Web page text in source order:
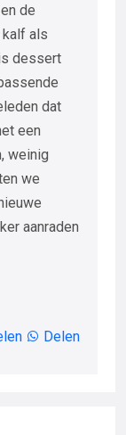
de
kalf als
dessert
dat
een
weinig
we
aanraden
Delen